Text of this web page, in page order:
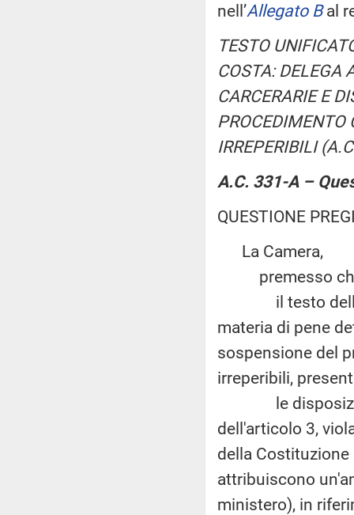
nell’Allegato Bal
TESTO
COSTA: DELEGA
CARCERARIE E
PROCEDIMENTO
IRREPERIBILI
A.C. 331-A –
QUESTIONE
La Camera,
premesso
il testo della
materia di pene
sospensione del
irreperibili,
le disposizioni
dell'articolo 3,
della
attribuiscono
ministero), in